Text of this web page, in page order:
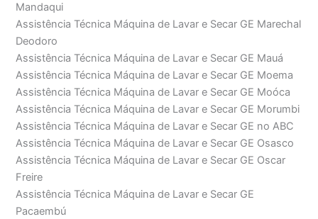
Mandaqui
Assistência Técnica Máquina de Lavar e Secar GE Marechal
Deodoro
Assistência Técnica Máquina de Lavar e Secar GE Mauá
Assistência Técnica Máquina de Lavar e Secar GE Moema
Assistência Técnica Máquina de Lavar e Secar GE Moóca
Assistência Técnica Máquina de Lavar e Secar GE Morumbi
Assistência Técnica Máquina de Lavar e Secar GE no ABC
Assistência Técnica Máquina de Lavar e Secar GE Osasco
Assistência Técnica Máquina de Lavar e Secar GE Oscar
Freire
Assistência Técnica Máquina de Lavar e Secar GE
Pacaembú